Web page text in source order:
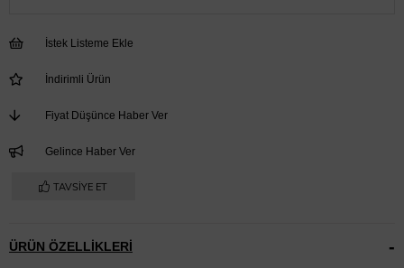
İstek Listeme Ekle
İndirimli Ürün
Fiyat Düşünce Haber Ver
Gelince Haber Ver
TAVSIYE ET
ÜRÜN ÖZELLIKLERI